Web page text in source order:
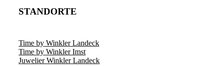
STANDORTE
Time by Winkler Landeck
Time by Winkler Imst
Juwelier Winkler Landeck